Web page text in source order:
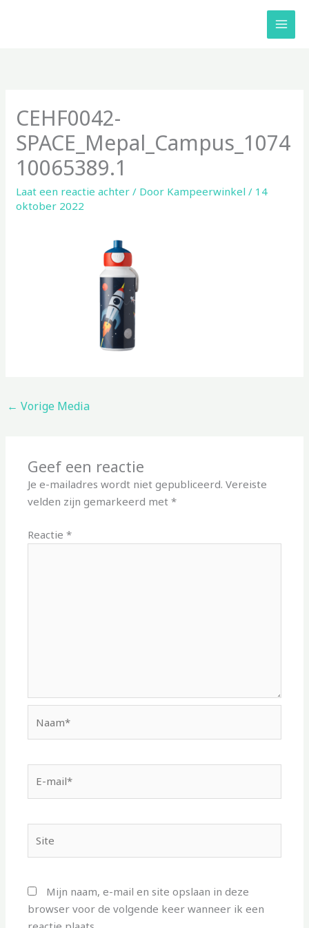
CEHF0042-
SPACE_Mepal_Campus_1074
10065389.1
Laat een reactie achter / Door Kampeerwinkel/ 14
oktober 2022
← Vorige Media
Geef een reactie
Je e-mailadres wordt niet gepubliceerd. Vereiste
velden zijn gemarkeerd met*
Reactie*
mail*
Mijn naam, e-mail en site opslaan in deze
browser voor de volgende keer wanneer ik een